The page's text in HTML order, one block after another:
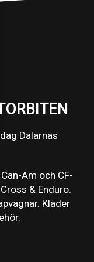
Dalarnas
Am och CF-
& Enduro.
Kläder